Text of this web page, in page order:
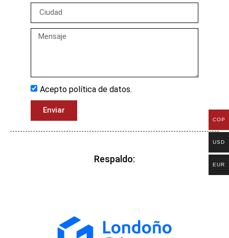
Acepto política de datos.
Enviar
Respaldo:
COP
USD
EUR